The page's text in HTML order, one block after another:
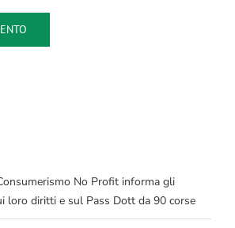
No Profit informa gli
loro diritti e sul Pass Dott da 90 corse